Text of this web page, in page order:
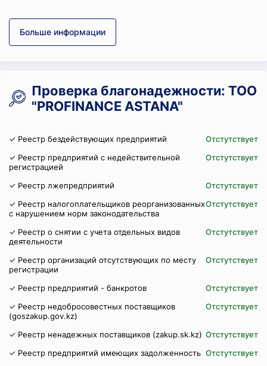
Больше информации
Проверка благонадежности: ТОО
"PROFINANCE ASTANA"
✓ Реестр бездействующих предприятий
Отстутствует
✓ Реестр предприятий с недействительной
регистрацией
Отстутствует
✓ Реестр лжепредприятий
Отстутствует
✓ Реестр налогоплательщиков реорганизованных
с нарушением норм законодательства
Отстутствует
✓ Реестр о снятии с учета отдельных видов
деятельности
Отстутствует
✓ Реестр организаций отсутствующих по месту
регистрации
Отстутствует
✓ Реестр предприятий - банкротов
Отстутствует
✓ Реестр недобросовестных поставщиков
(goszakup.gov.kz)
Отстутствует
✓ Реестр ненадежных поставщиков (zakup.sk.kz) Отстутствует
✓ Реестр предприятий имеющих задолженность Отстутствует